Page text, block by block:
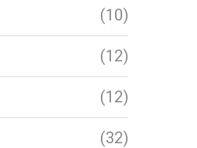
(10)
(12)
(12)
(32)